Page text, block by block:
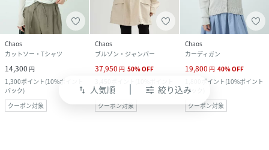
swap_vert 人気順 絞り込み
Chaos
カットソー・Tシャツ
14,300 円
1,300ポイント(10%ポイント
バック)
クーポン対象
Chaos
ブルゾン・ジャンパー
37,950 円 50%OFF
バック)
クーポン対象
Chaos
カーディガン
19,800 円 40%OFF
ポイント(10%ポイント
バック
クーポン対象